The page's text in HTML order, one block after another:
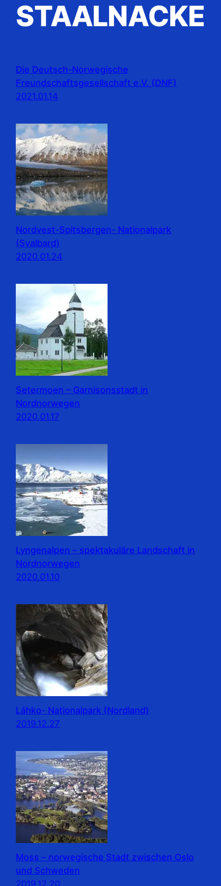
STAALNACKE
Die Deutsch-Norwegische
Freundschaftsgesellschaft e.V. (DNF)
2021.01.14
Nordvest-Spitsbergen- Nationalpark
(Svalbard)
2020.01.24
Setermoen – Garnisonsstadt in
Nordnorwegen
2020.01.17
Lyngenalpen – spektakuläre Landschaft in
Nordnorwegen
2020.01.10
Láhko- Nationalpark (Nordland)
2019.12.27
Moss – norwegische Stadt zwischen Oslo
und Schweden